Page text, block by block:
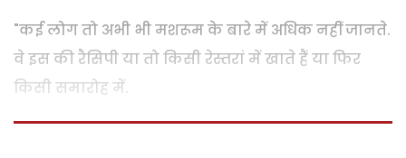
"कई लोग तो अभी भी मशरूम के बारे में अधिक नहीं जानते.
वे इस की रैसिपी या तो किसी रेस्तरां में खाते हैं या फिर
किसी समारोह में.